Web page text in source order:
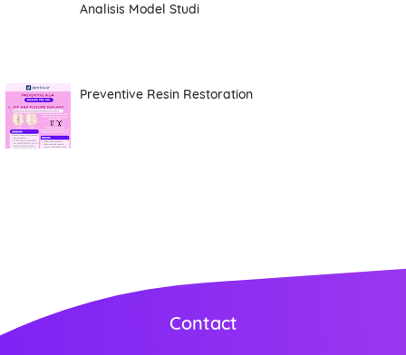
Analisis Model Studi
Preventive Resin Restoration
Contact